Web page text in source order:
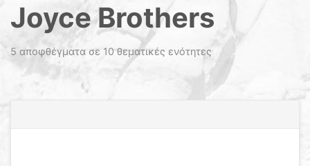
Joyce Brothers
5 αποφθέγματα σε 10 θεματικές ενότητες